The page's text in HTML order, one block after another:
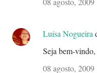
Luísa Nogueira
Seja bem-
08 agosto, 2009